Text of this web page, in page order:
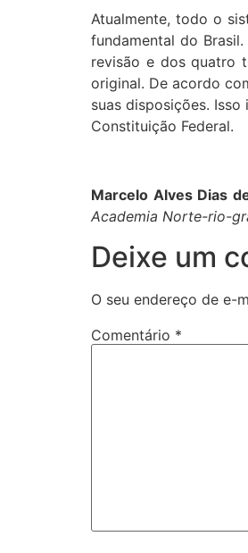
Atualmente, todo o
fundamental do
revisão e dos quatro
original. De acordo
suas disposições.
Constituição Federal.
Marcelo Alves Dias
Academia Norte-rio-
Deixe um
O seu endereço de e-
Comentário *